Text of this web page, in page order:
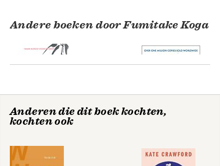
De moed jezelf te
The Courage to be
Happy
Andere boeken door Fumitake Koga
De moed jezelf te
zijn
The Courage to be
Happy
Anderen die dit boek kochten,
kochten ook